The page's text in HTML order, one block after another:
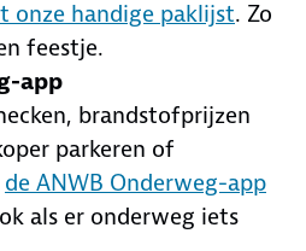
onze handige paklijst. Zo
feestje.
app
brandstofprijzen
parkeren of
de ANWB Onderweg-app
als er onderweg iets